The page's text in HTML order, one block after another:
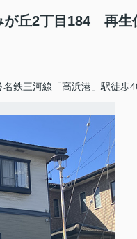
が丘2丁目184 再生
名鉄三河線「高浜港」駅徒歩